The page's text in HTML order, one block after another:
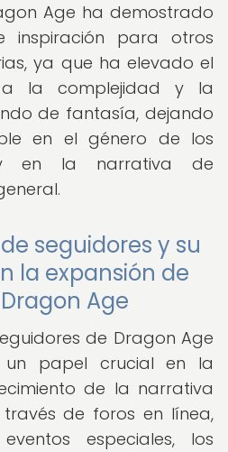
Age ha demostrado
inspiración para otros
ya que ha elevado el
la complejidad y la
de fantasía, dejando
en el género de los
en la narrativa de
seguidores y su
la expansión de
Age
de Dragon Age
un papel crucial en la
de la narrativa
de foros en línea,
especiales, los